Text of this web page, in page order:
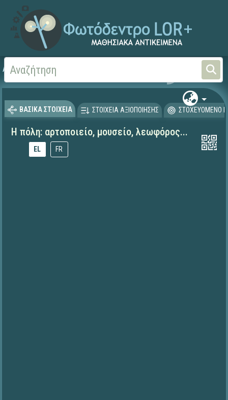
Αρχική Ξένες Γλώσσες -
ΒΑΣΙΚΑ ΣΤΟΙΧΕΙΑ ΣΤΟΙΧΕΙΑ ΑΞΙΟΠΟΙΗΣΗΣ ΣΤΟΧΕΥΟΜΕΝΟ
Η πόλη: αρτοποιείο, μουσείο, λεωφόρος...
EL FR